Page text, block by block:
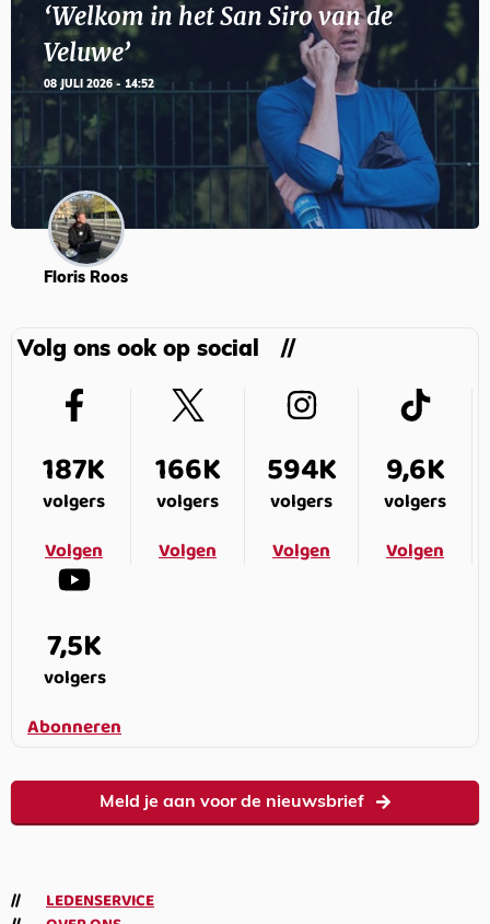
‘Welkom in het San Siro van de
Veluwe’
08 JULI 2026 - 14:52
Floris Roos
Volg ons ook op social
187K
volgers
Volgen
166K
volgers
Volgen
594K
volgers
Volgen
9,6K
volgers
Volgen
7,5K
volgers
Abonneren
Meld je aan voor de nieuwsbrief
LEDENSERVICE